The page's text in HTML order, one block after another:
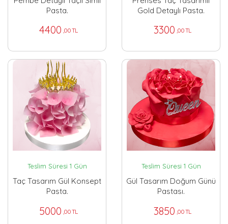
Pasta.
4400 ,00 TL
Gold Detaylı Pasta.
3300 ,00 TL
Teslim Süresi 1 Gün
Taç Tasarım Gül Konsept
Pasta.
5000 ,00 TL
Teslim Süresi 1 Gün
Gül Tasarım Doğum Günü
Pastası.
3850 ,00 TL